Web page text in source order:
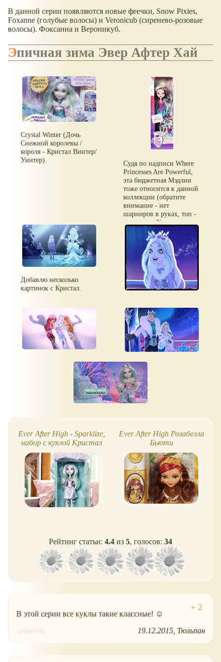
В данной серии появляются новые феечки, Snow Pixies,
Foxanne (голубые волосы) и Veronicub (сиренево-розовые
волосы). Фоксанна и Вероникуб.
Эпичная зима Эвер Афтер Хай
Crystal Winter (Дочь
Снежной королевы /
короля - Кристал Винтер/
Уинтер).
Судя по надписи Where
Princesses Are Powerful,
эта бюджетная Мэдлин
тоже относится к данной
коллекции (обратите
внимание - нет
шарниров в руках, топ -
рисованный).
Добавлю несколько
картинок с Кристал.
Ever After High - Sparklize,
набор с куклой Кристал
Винтер
Ever After High Розабелла
Бьюти
Рейтинг статьи: 4.4 из 5, голосов: 34
В этой серии все куклы такие классные! ☺
ответить 19.12.2015 Тюльпан